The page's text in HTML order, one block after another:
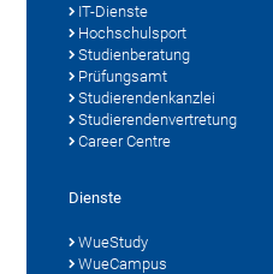
IT-Dienste
Hochschulsport
Studienberatung
Prüfungsamt
Studierendenkanzlei
Studierendenvertretung
Career Centre
Dienste
WueStudy
WueCampus